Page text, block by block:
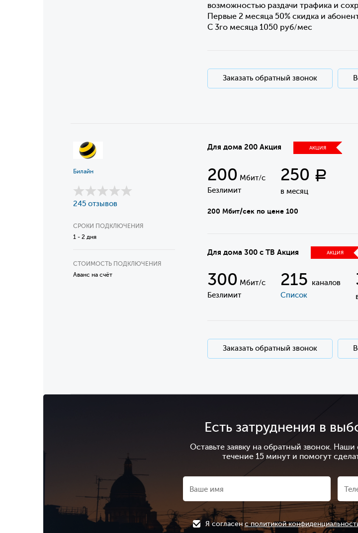
возможностью раздачи трафика и
Первые 2 месяца 50% скидка и
С 3го месяца 1050 руб/мес
Заказать обратный звонок
Билайн
245 отзывов
СРОКИ ПОДКЛЮЧЕНИЯ
1 - 2 дня
СТОИМОСТЬ ПОДКЛЮЧЕНИЯ
Аванс на счёт
Для дома 200 Акция АКЦИЯ
200 Мбит/с
Безлимит
250 Р
в месяц
200 Мбит/сек по цене 100
Для дома 300 с ТВ Акция АКЦИЯ
300 Мбит/с
Безлимит
215 каналов
Список
Заказать обратный звонок
Есть затруднения в
Оставьте заявку на обратный звонок.
течение 15 минут и помогут
Я согласенс политикой